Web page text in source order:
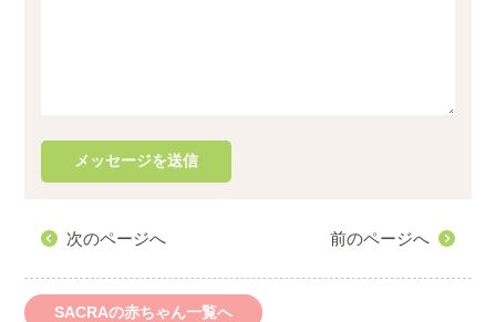
次のページへ 前のページへ
SACRAの赤ちゃん一覧へ